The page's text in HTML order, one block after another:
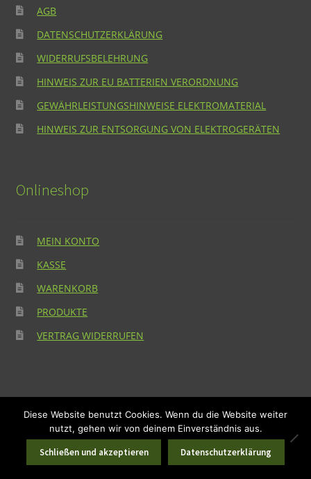
AGB
DATENSCHUTZERKLÄRUNG
WIDERRUFSBELEHRUNG
HINWEIS ZUR EU BATTERIEN VERORDNUNG
GEWÄHRLEISTUNGSHINWEISE ELEKTROMATERIAL
HINWEIS ZUR ENTSORGUNG VON ELEKTROGERÄTEN
Onlineshop
MEIN KONTO
KASSE
WARENKORB
PRODUKTE
VERTRAG WIDERRUFEN
© Michl's Onlineshop OG 2026
Datenschutzerklärung Erstellt mit WooCommerce.
Suchen
Suchen
0
Diese Website benutzt Cookies. Wenn du die Website weiter
nutzt, gehen wir von deinem Einverständnis aus.
Schließen und akzeptieren Datenschutzerklärung